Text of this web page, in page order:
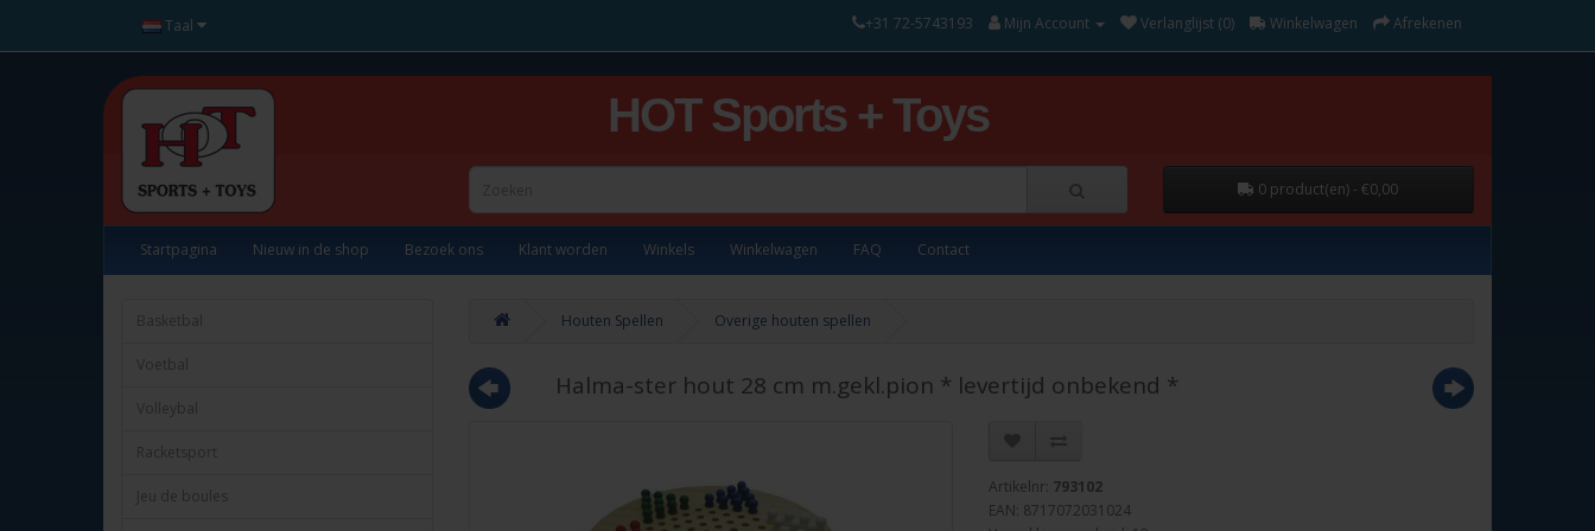
Taal +31 72-5743193 Mijn Account Verlanglijst (0) Winkelwagen Afrekenen
HOT Sports + Toys
0 product(en) - €0,00
Startpagina Nieuw in de shop Bezoek ons Klant worden Winkels Winkelwagen FAQ Contact
Basketbal
Voetbal
Volleybal
Racketsport
Jeu de boules
Houten Spellen Overige houten spellen
Halma-ster hout 28 cm m.gekl.pion * levertijd onbekend *
Artikelnr: 793102
EAN: 8717072031024